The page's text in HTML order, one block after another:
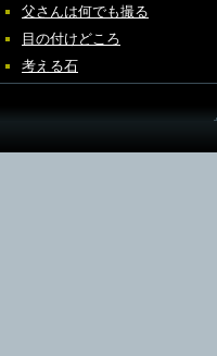
父さんは何でも撮る
目の付けどころ
考える石